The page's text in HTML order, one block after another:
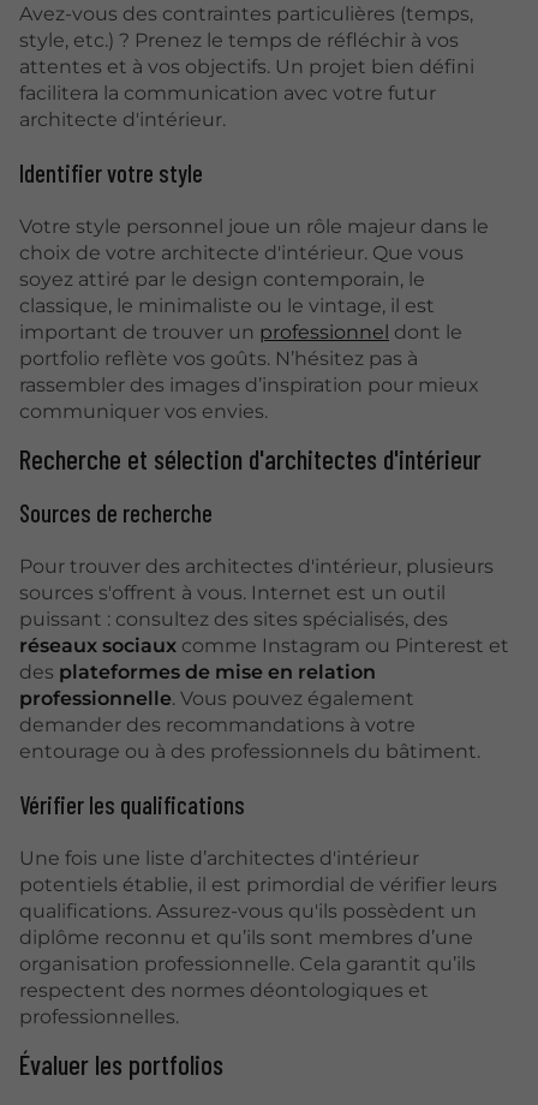
Avez-vous des contraintes particulières (temps,
style, etc.) ? Prenez le temps de réfléchir à vos
attentes et à vos objectifs. Un projet bien défini
facilitera la communication avec votre futur
architecte d'intérieur.
Identifier votre style
Votre style personnel joue un rôle majeur dans le
choix de votre architecte d'intérieur. Que vous
soyez attiré par le design contemporain, le
classique, le minimaliste ou le vintage, il est
important de trouver un professionnel dont le
portfolio reflète vos goûts. N’hésitez pas à
rassembler des images d’inspiration pour mieux
communiquer vos envies.
Recherche et sélection d'architectes d'intérieur
Sources de recherche
Pour trouver des architectes d'intérieur, plusieurs
sources s'offrent à vous. Internet est un outil
puissant : consultez des sites spécialisés, des
réseaux sociaux comme Instagram ou Pinterest et
des plateformes de mise en relation
professionnelle. Vous pouvez également
demander des recommandations à votre
entourage ou à des professionnels du bâtiment.
Vérifier les qualifications
Une fois une liste d’architectes d'intérieur
potentiels établie, il est primordial de vérifier leurs
qualifications. Assurez-vous qu'ils possèdent un
diplôme reconnu et qu’ils sont membres d’une
organisation professionnelle. Cela garantit qu’ils
respectent des normes déontologiques et
professionnelles.
Évaluer les portfolios